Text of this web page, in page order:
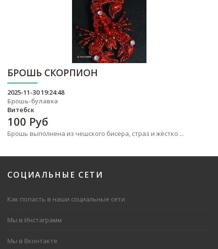
БРОШЬ СКОРПИОН
2025-11-30 19:24:48
Брошь-булавка
Витебск
100 Руб
Брошь выполнена из чешского бисера, страз и жёстко ...
СОЦИАЛЬНЫЕ СЕТИ
Как попасть в наши социальные сети
Мы в Инстаграмм
Мы в Вконтакте